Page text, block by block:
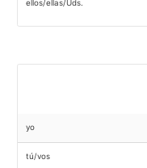
ellos/ellas/Uds.
yo
tú/vos